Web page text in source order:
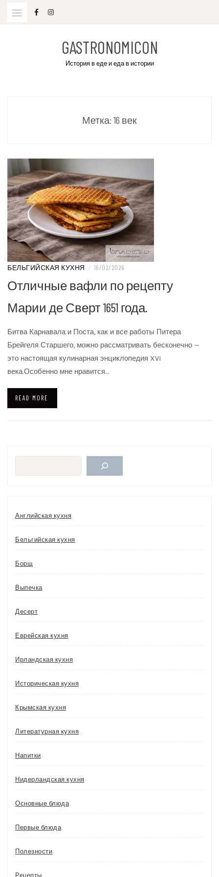
GASTRONOMICON
История в еде и еда в истории
Метка: 16 век
БЕЛЬГИЙСКАЯ КУХНЯ / 16/02/2026
Отличные вафли по рецепту
Марии де Сверт 1651 года.
Битва Карнавала и Поста, как и все работы Питера
Брейгеля Старшего, можно рассматривать бесконечно —
это настоящая кулинарная энциклопедия XVI
века.Особенно мне нравится…
READ MORE
Английская кухня
Бельгийская кухня
Борщ
Выпечка
Десерт
Еврейская кухня
Ирландская кухня
Историческая кухня
Крымская кухня
Литературная кухня
Напитки
Нидерландская кухня
Основные блюда
Первые блюда
Полезности
Рецепты